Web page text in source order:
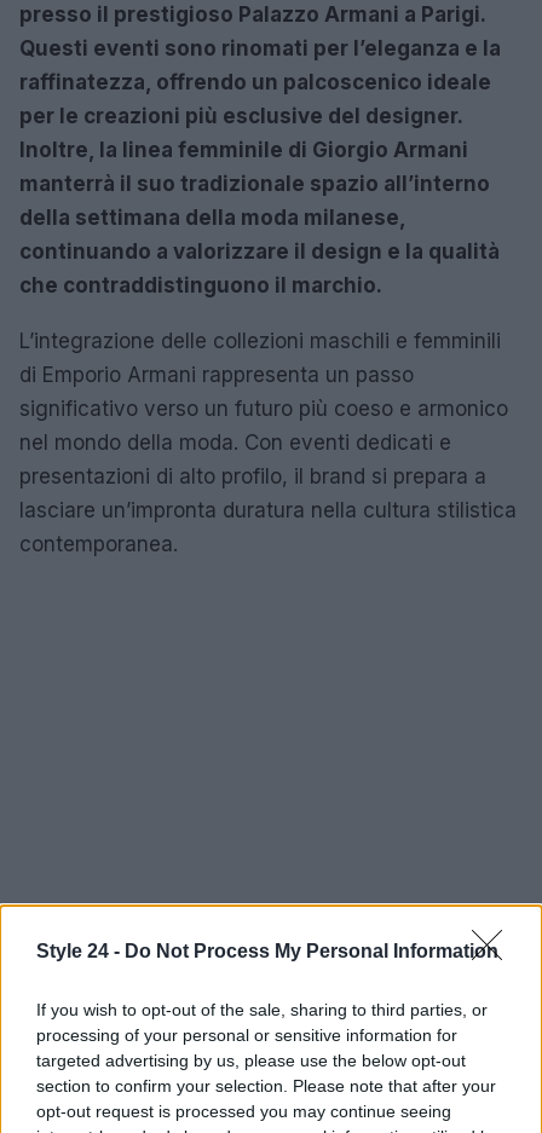
Style 24 - Do Not Process My Personal Information
If you wish to opt-out of the sale, sharing to third parties, or
processing of your personal or sensitive information for
targeted advertising by us, please use the below opt-out
section to confirm your selection. Please note that after your
opt-out request is processed you may continue seeing
presso il prestigioso Palazzo Armani a Parigi.
Questi eventi sono rinomati per l’eleganza e la
raffinatezza, offrendo un palcoscenico ideale
per le creazioni più esclusive del designer.
Inoltre, la linea femminile di Giorgio Armani
manterrà il suo tradizionale spazio all’interno
della settimana della moda milanese,
continuando a valorizzare il design e la qualità
che contraddistinguono il marchio.
L’integrazione delle collezioni maschili e femminili
di Emporio Armani rappresenta un passo
significativo verso un futuro più coeso e armonico
nel mondo della moda. Con eventi dedicati e
presentazioni di alto profilo, il brand si prepara a
lasciare un’impronta duratura nella cultura stilistica
contemporanea.
AUTORE
Staff